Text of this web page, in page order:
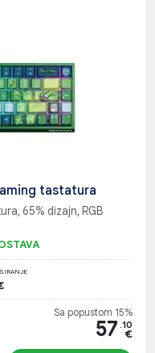
tastatura
65% dizajn, RGB
Sa popustom 15%
57 .10
€